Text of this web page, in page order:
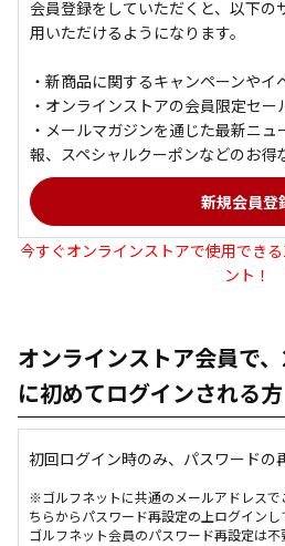
会員登録をしていただくと、以下の
用いただけるようになります。
・新商品に関するキャンペーンやイ
・オンラインストアの会員限定セー
・メールマガジンを通じた最新ニ
報、スペシャルクーポンなどのお得
今すぐオンラインストアで使用でき
ント！
オンラインストア会員で
に初めてログインされる方
初回ログイン時のみ、パスワードの
※ゴルフネットに共通のメールアドレスで
ちらからパスワード再設定の上ログインし
ゴルフネット会員のパスワード再設定は不